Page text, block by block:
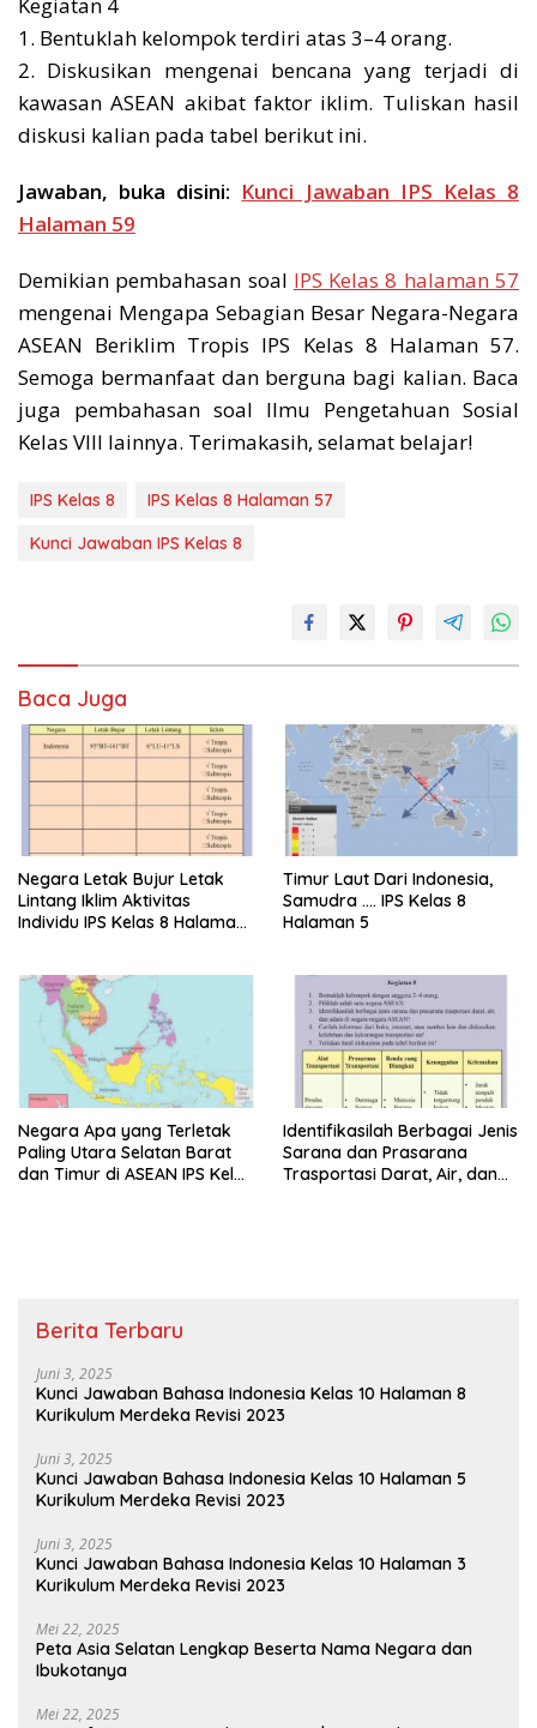
1. Bentuklah kelompok terdiri atas 3–4 orang.
2. Diskusikan mengenai bencana yang terjadi di
kawasan ASEAN akibat faktor iklim. Tuliskan hasil
diskusi kalian pada tabel berikut ini.
Jawaban, buka disini: Kunci Jawaban IPS Kelas 8
Halaman 59
Demikian pembahasan soal IPS Kelas 8 halaman 57
mengenai Mengapa Sebagian Besar Negara-Negara
ASEAN Beriklim Tropis IPS Kelas 8 Halaman 57.
Semoga bermanfaat dan berguna bagi kalian. Baca
juga pembahasan soal Ilmu Pengetahuan Sosial
Kelas VIII lainnya. Terimakasih, selamat belajar!
IPS Kelas 8
IPS Kelas 8 Halaman 57
Kunci Jawaban IPS Kelas 8
Baca Juga
Negara Letak Bujur Letak
Lintang Iklim Aktivitas
Individu IPS Kelas 8 Halaman
Timur Laut Dari Indonesia,
Samudra …. IPS Kelas 8
Halaman 5
Negara Apa yang Terletak
Paling Utara Selatan Barat
dan Timur di ASEAN IPS Kelas
Identifikasilah Berbagai Jenis
Sarana dan Prasarana
Trasportasi Darat, Air, dan
Berita Terbaru
Juni 3, 2025
Kunci Jawaban Bahasa Indonesia Kelas 10 Halaman 8
Kurikulum Merdeka Revisi 2023
Juni 3, 2025
Kunci Jawaban Bahasa Indonesia Kelas 10 Halaman 5
Kurikulum Merdeka Revisi 2023
Juni 3, 2025
Kunci Jawaban Bahasa Indonesia Kelas 10 Halaman 3
Kurikulum Merdeka Revisi 2023
Mei 22, 2025
Peta Asia Selatan Lengkap Beserta Nama Negara dan
Ibukotanya
Mei 22, 2025